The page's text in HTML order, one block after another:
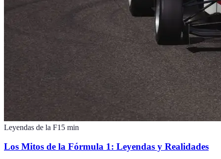
Leyendas de la F1 5 min
Los Mitos de la Fórmula 1: Leyendas y Realidades